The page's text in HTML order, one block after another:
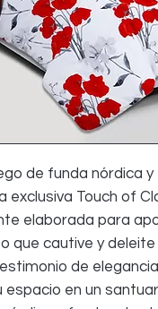
de funda nórdica
exclusiva Touch of
elaborada para
que cautive y
de
en un